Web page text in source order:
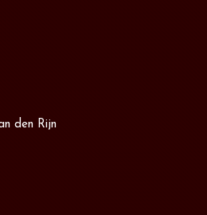
den Rijn